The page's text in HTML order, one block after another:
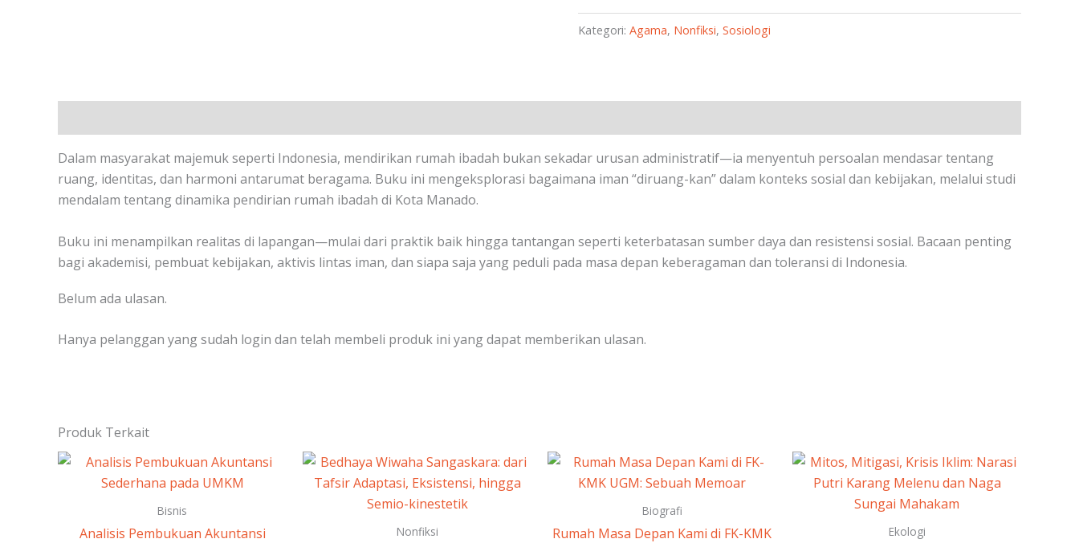
Kategori: Agama, Nonfiksi, Sosiologi
Dalam masyarakat majemuk seperti Indonesia, mendirikan rumah ibadah bukan sekadar urusan administratif—ia menyentuh persoalan mendasar tentang
ruang, identitas, dan harmoni antarumat beragama. Buku ini mengeksplorasi bagaimana iman “diruang-kan” dalam konteks sosial dan kebijakan, melalui studi
mendalam tentang dinamika pendirian rumah ibadah di Kota Manado.
Buku ini menampilkan realitas di lapangan—mulai dari praktik baik hingga tantangan seperti keterbatasan sumber daya dan resistensi sosial. Bacaan penting
bagi akademisi, pembuat kebijakan, aktivis lintas iman, dan siapa saja yang peduli pada masa depan keberagaman dan toleransi di Indonesia.
Belum ada ulasan.
Hanya pelanggan yang sudah login dan telah membeli produk ini yang dapat memberikan ulasan.
Produk Terkait
Bisnis
Analisis Pembukuan Akuntansi
Nonfiksi
Biografi
Rumah Masa Depan Kami di FK-KMK
Ekologi